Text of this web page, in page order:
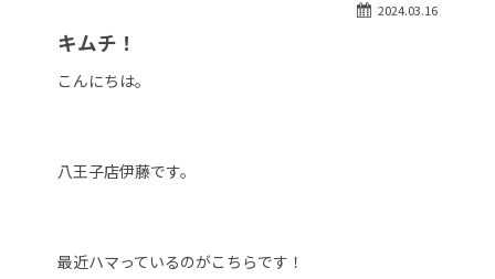
自動車保険2024.03.16
キムチ！
こんにちは。
八王子店伊藤です。
最近ハマっているのがこちらです！